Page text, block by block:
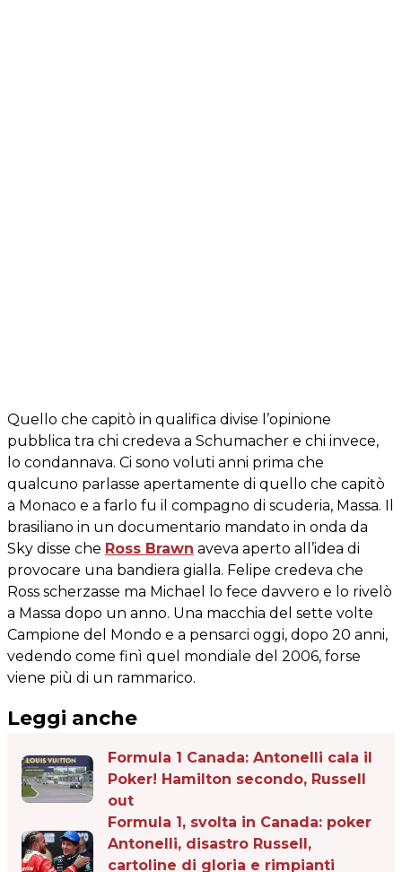
Quello che capitò in qualifica divise l’opinione
pubblica tra chi credeva a Schumacher e chi invece,
lo condannava. Ci sono voluti anni prima che
qualcuno parlasse apertamente di quello che capitò
a Monaco e a farlo fu il compagno di scuderia, Massa. Il
brasiliano in un documentario mandato in onda da
Sky disse che Ross Brawn aveva aperto all’idea di
provocare una bandiera gialla. Felipe credeva che
Ross scherzasse ma Michael lo fece davvero e lo rivelò
a Massa dopo un anno. Una macchia del sette volte
Campione del Mondo e a pensarci oggi, dopo 20 anni,
vedendo come finì quel mondiale del 2006, forse
viene più di un rammarico.
Leggi anche
Formula 1 Canada: Antonelli cala il
Poker! Hamilton secondo, Russell
out
Formula 1, svolta in Canada: poker
Antonelli, disastro Russell,
cartoline di gloria e rimpianti